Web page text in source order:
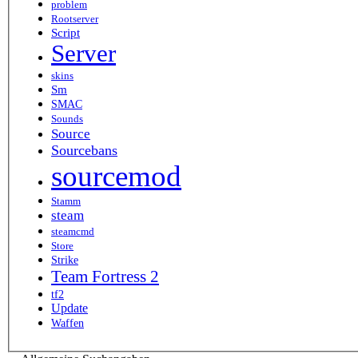
problem
Rootserver
Script
Server
skins
Sm
SMAC
Sounds
Source
Sourcebans
sourcemod
Stamm
steam
steamcmd
Store
Strike
Team Fortress 2
tf2
Update
Waffen